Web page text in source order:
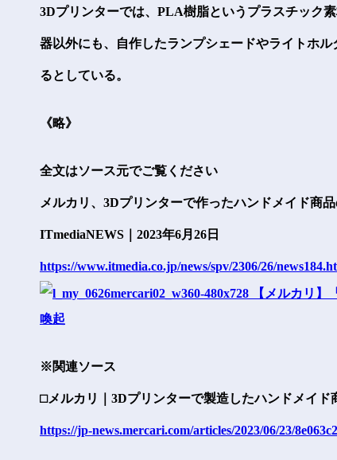
3Dプリンターでは、PLA樹脂というプラスチック
器以外にも、自作したランプシェードやライトホ
るとしている。
《略》
全文はソース元でご覧ください
メルカリ、3Dプリンターで作ったハンドメイド商
ITmediaNEWS｜2023年6月26日
https://www.itmedia.co.jp/news/spv/2306/26/
※関連ソース
⬜︎メルカリ｜3Dプリンターで製造したハンドメイド
https://jp-news.mercari.com/articles/2023/06/23/